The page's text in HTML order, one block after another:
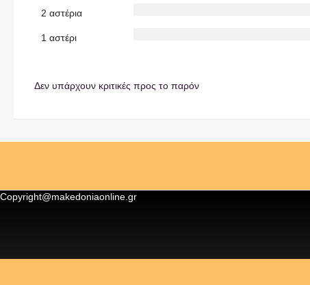
2 αστέρια
1 αστέρι
Δεν υπάρχουν κριτικές προς το παρόν
Copyright@makedoniaonline.gr